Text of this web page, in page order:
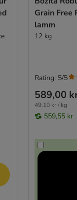
Grain Free
lamm
12 kg
589,00
49,10 kr / kg
559,55 kr
Rating: 5/5